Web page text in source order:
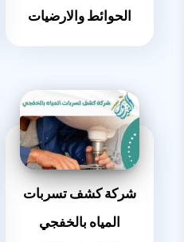
الحوائط والارضيات
شركة كشف تسربات
المياه بالخفجي